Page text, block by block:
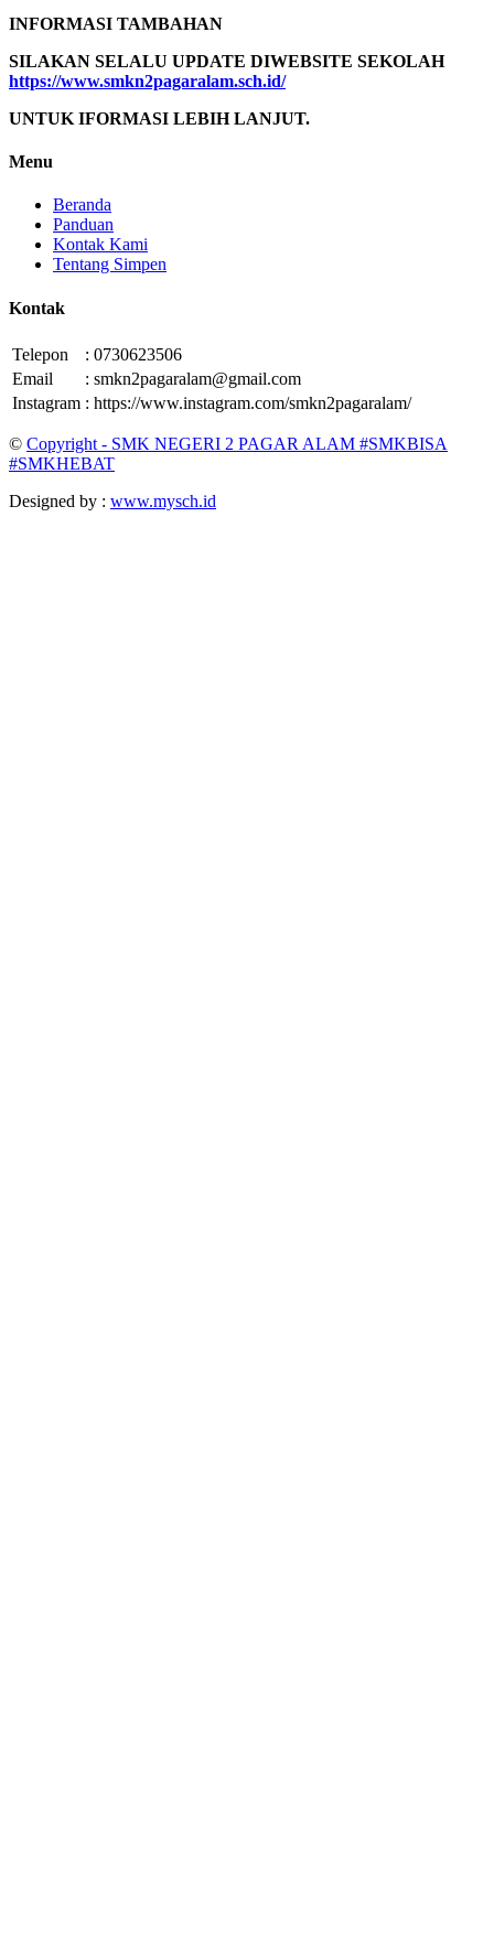
INFORMASI TAMBAHAN
SILAKAN SELALU UPDATE DIWEBSITE SEKOLAH
https://www.smkn2pagaralam.sch.id/
UNTUK IFORMASI LEBIH LANJUT.
Menu
Beranda
Panduan
Kontak Kami
Tentang Simpen
Kontak
Telepon : 0730623506
Email
: smkn2pagaralam@gmail.com
Instagram : https://www.instagram.com/smkn2pagaralam/
© Copyright - SMK NEGERI 2 PAGAR ALAM #SMKBISA
#SMKHEBAT
Designed by : www.mysch.id